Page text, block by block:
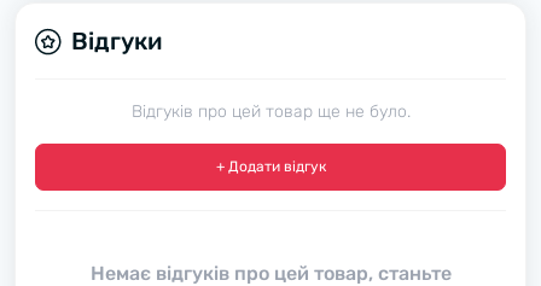
Відгуки
Відгуків про цей товар ще не було.
+ Додати відгук
Немає відгуків про цей товар, станьте